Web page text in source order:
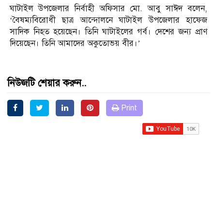
ঘাটাইল উপজেলার নির্বাহী অফিসার মো. আবু সাঈদ বলেন,
‘বৈষম্যবিরোধী ছাত্র আন্দোলনে ঘাটাইল উপজেলার হাফেজ
সাদিক নিহত হয়েছেন। তিনি ঘাটাইলের গর্ব। দেশের জন্য প্রাণ
দিয়েছেন। তিনি আমাদের অকুতোভয় বীর।’
নিউজটি শেয়ার করুন..
Print